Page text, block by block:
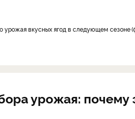
урожая вкусных ягод в следующем сезоне
урожая: почему